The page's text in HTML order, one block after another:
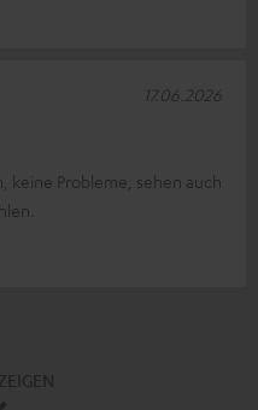
keine Probleme, sehen auch
17.06.2026